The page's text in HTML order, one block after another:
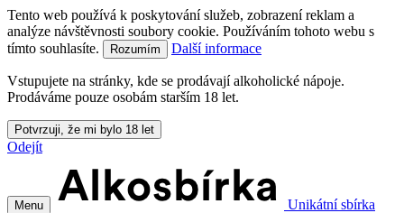
Tento web používá k poskytování služeb, zobrazení reklam a
analýze návštěvnosti soubory cookie. Používáním tohoto webu s
tímto souhlasíte.
Rozumím Další informace
Vstupujete na stránky, kde se prodávají alkoholické nápoje.
Prodáváme pouze osobám starším 18 let.
Potvrzuji, že mi bylo 18 let
Odejít
Menu
Unikátní sbírka